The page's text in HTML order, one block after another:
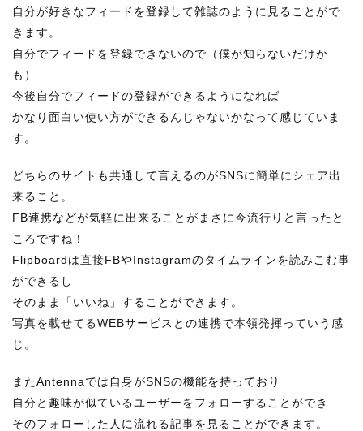
自分が好きなフィードを登録して雑誌のように見ることがで
きます。
自分でフィードを登録できないので（僕が知らないだけか
も）
今後自分でフィードの登録ができるようになれば
かなり面白い使い方ができるんじゃないかなって感じていま
す。
どちらのサイトも共通して言えるのがSNSに簡単にシェア出
来ること。
FB連携などが気軽に出来ることがまさに今流行りと言ったと
ころですね！
Flipboardは直接FBやInstagramのタイムラインを読みこむ事
ができるし
そのまま「いいね」することができます。
写真を載せてるWEBサービスとの連携で本領発揮っていう感
じ。
またAntennaでは自身がSNSの機能を持っており
自分と趣味が似ているユーザーをフォローすることができ
そのフォローした人に流れる記事を見ることができます。